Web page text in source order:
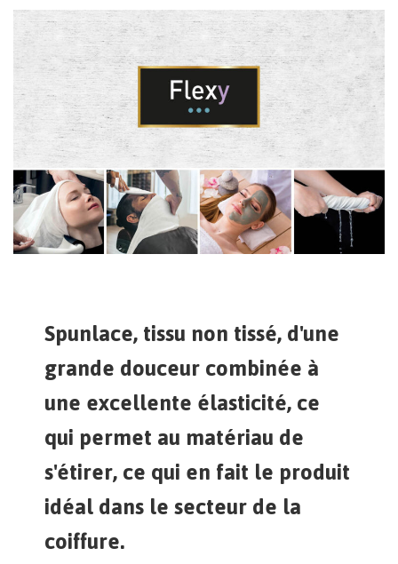
Spunlace, tissu non tissé, d'une
grande douceur combinée à
une excellente élasticité, ce
qui permet au matériau de
s'étirer, ce qui en fait le produit
idéal dans le secteur de la
coiffure.